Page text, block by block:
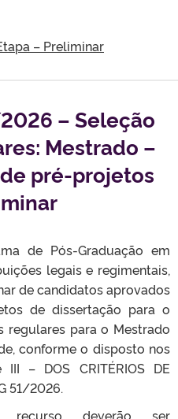
– Preliminar
– Seleção
Mestrado –
de pré-projetos
de Pós-Graduação em
legais e regimentais,
de candidatos aprovados
de dissertação para o
regulares para o Mestrado
conforme o disposto nos
– DOS CRITÉRIOS DE
51/2026.
recurso deverão ser